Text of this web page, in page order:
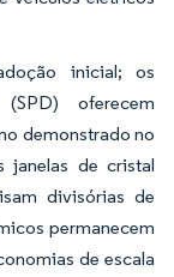
inicial; os
oferecem
demonstrado no
janelas de cristal
divisórias de
permanecem
de escala